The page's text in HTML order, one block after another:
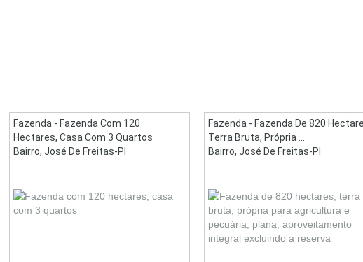
Fazenda - Fazenda Com 120
Hectares, Casa Com 3 Quartos
Bairro, José De Freitas-PI
Fazenda - Fazenda De 820
Terra Bruta, Própria ...
Bairro, José De Freitas-PI